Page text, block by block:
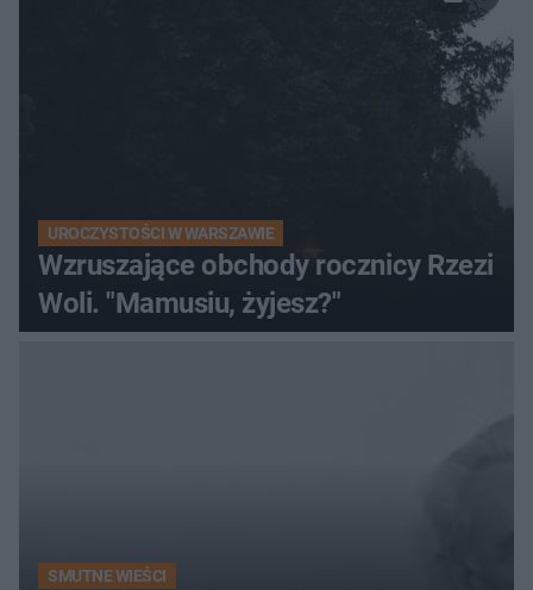
UROCZYSTOŚCI W WARSZAWIE
Wzruszające obchody rocznicy Rzezi
Woli. "Mamusiu, żyjesz?"
SMUTNE WIEŚCI